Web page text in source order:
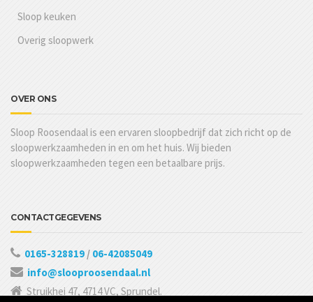
Sloop keuken
Overig sloopwerk
OVER ONS
Sloop Roosendaal is een ervaren sloopbedrijf dat zich richt op de
sloopwerkzaamheden in en om het huis. Wij bieden
sloopwerkzaamheden tegen een betaalbare prijs.
CONTACTGEGEVENS
0165-328819 / 06-42085049
info@slooproosendaal.nl
Struikhei 47, 4714 VC, Sprundel.